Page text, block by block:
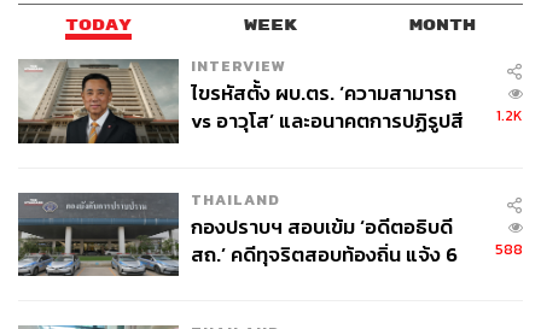
TAGS: วาฬ วาฬสเปิร์ม
4.1K
TODAY WEEK MONTH
INTERVIEW
ไขรหัสตั้ง ผบ.ตร. ‘ความสามารถ
vs อาวุโส’ และอนาคตการปฏิรูปสี
1.2K
THAILAND
กองปราบฯ สอบเข้ม ‘อดีตอธิบดี
สถ.’ คดีทุจริตสอบท้องถิ่น แจ้ง 6
588